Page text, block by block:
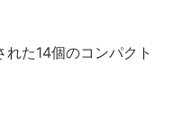
た14個のコンパクト